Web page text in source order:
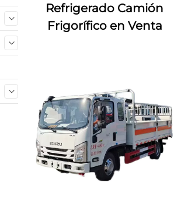
Refrigerado Camión
Frigorífico en Venta